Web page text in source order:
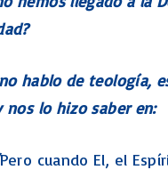
hablo de teología,
lo hizo saber en:
Pero cuando El, el